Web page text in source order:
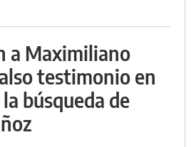
a Maximiliano
testimonio en
búsqueda de